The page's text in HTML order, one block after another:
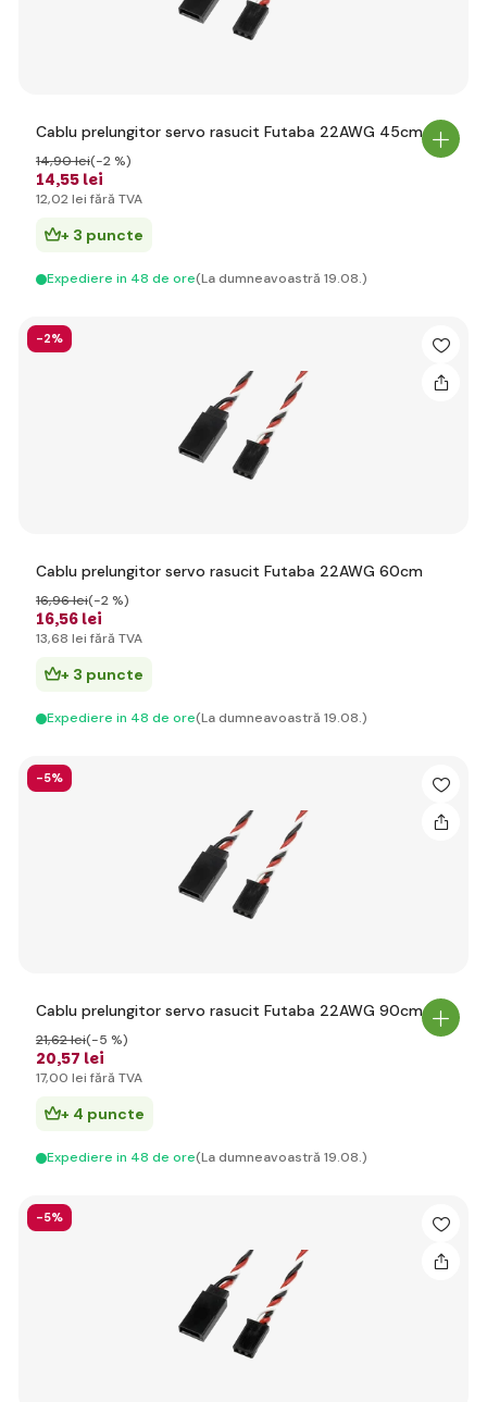
Cablu prelungitor servo rasucit Futaba 22AWG 45cm
14,55 lei
14,90 lei(-2 %)
12,02 lei fără TVA
+ 3 puncte
Expediere in 48 de ore(La dumneavoastră 19.08.)
-2%
Cablu prelungitor servo rasucit Futaba 22AWG 60cm
16,56 lei
16,96 lei(-2 %)
13,68 lei fără TVA
+ 3 puncte
Expediere in 48 de ore(La dumneavoastră 19.08.)
-5%
Cablu prelungitor servo rasucit Futaba 22AWG 90cm
20,57 lei
21,62 lei(-5 %)
17,00 lei fără TVA
+ 4 puncte
Expediere in 48 de ore(La dumneavoastră 19.08.)
-5%